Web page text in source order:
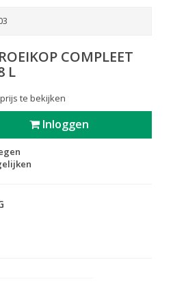
COMPLEET
L
te bekijken
Inloggen